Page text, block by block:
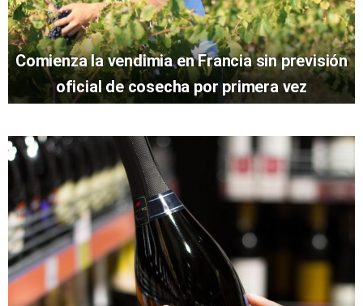
Comienza la vendimia en Francia sin previsión
oficial de cosecha por primera vez